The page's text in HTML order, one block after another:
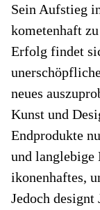
Sein Aufstieg
kometenhaft
Erfolg findet
neues
Kunst und
Endprodukte
und langlebige
ikonenhaftes,
Jedoch designt